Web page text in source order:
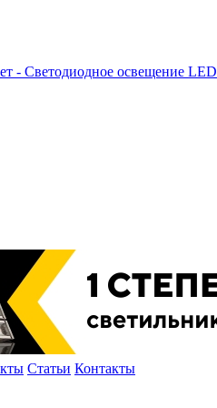
- Светодиодное освещение LED
Статьи Контакты